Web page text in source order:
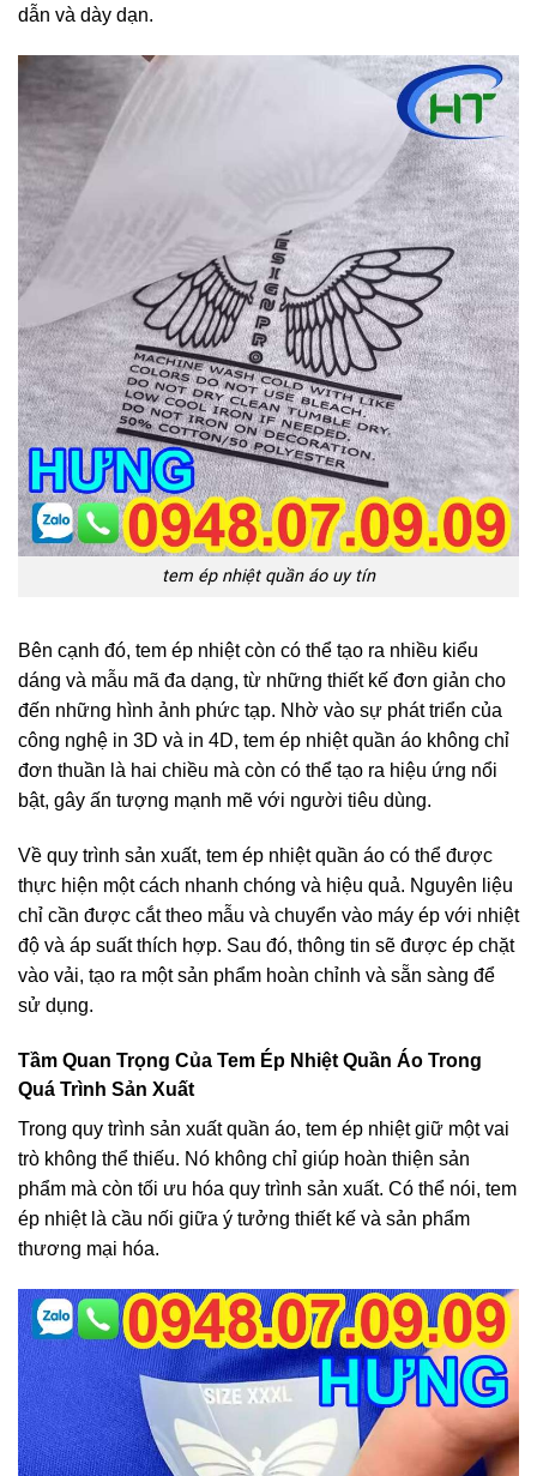
dẫn và dày dạn.
tem ép nhiệt quần áo uy tín
Bên cạnh đó, tem ép nhiệt còn có thể tạo ra nhiều kiểu
dáng và mẫu mã đa dạng, từ những thiết kế đơn giản cho
đến những hình ảnh phức tạp. Nhờ vào sự phát triển của
công nghệ in 3D và in 4D, tem ép nhiệt quần áo không chỉ
đơn thuần là hai chiều mà còn có thể tạo ra hiệu ứng nổi
bật, gây ấn tượng mạnh mẽ với người tiêu dùng.
Về quy trình sản xuất, tem ép nhiệt quần áo có thể được
thực hiện một cách nhanh chóng và hiệu quả. Nguyên liệu
chỉ cần được cắt theo mẫu và chuyển vào máy ép với nhiệt
độ và áp suất thích hợp. Sau đó, thông tin sẽ được ép chặt
vào vải, tạo ra một sản phẩm hoàn chỉnh và sẵn sàng để
sử dụng.
Tầm Quan Trọng Của Tem Ép Nhiệt Quần Áo Trong
Quá Trình Sản Xuất
Trong quy trình sản xuất quần áo, tem ép nhiệt giữ một vai
trò không thể thiếu. Nó không chỉ giúp hoàn thiện sản
phẩm mà còn tối ưu hóa quy trình sản xuất. Có thể nói, tem
ép nhiệt là cầu nối giữa ý tưởng thiết kế và sản phẩm
thương mại hóa.